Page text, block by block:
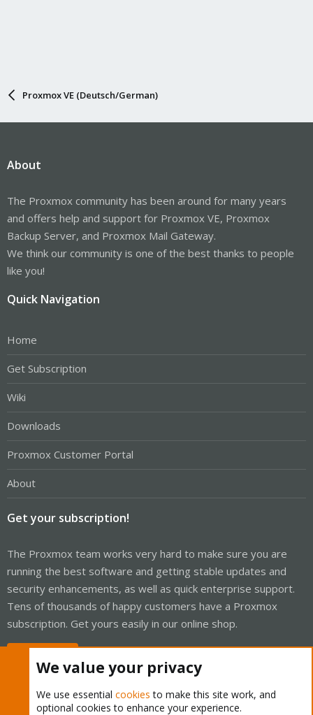
Proxmox VE (Deutsch/German)
About
The Proxmox community has been around for many years
and offers help and support for Proxmox VE, Proxmox
Backup Server, and Proxmox Mail Gateway.
We think our community is one of the best thanks to people
like you!
Quick Navigation
Home
Get Subscription
Wiki
Downloads
Proxmox Customer Portal
About
Get your subscription!
The Proxmox team works very hard to make sure you are
running the best software and getting stable updates and
security enhancements, as well as quick enterprise support.
Tens of thousands of happy customers have a Proxmox
subscription. Get yours easily in our online shop.
We value your privacy
We use essential cookies to make this site work, and
optional cookies to enhance your experience.